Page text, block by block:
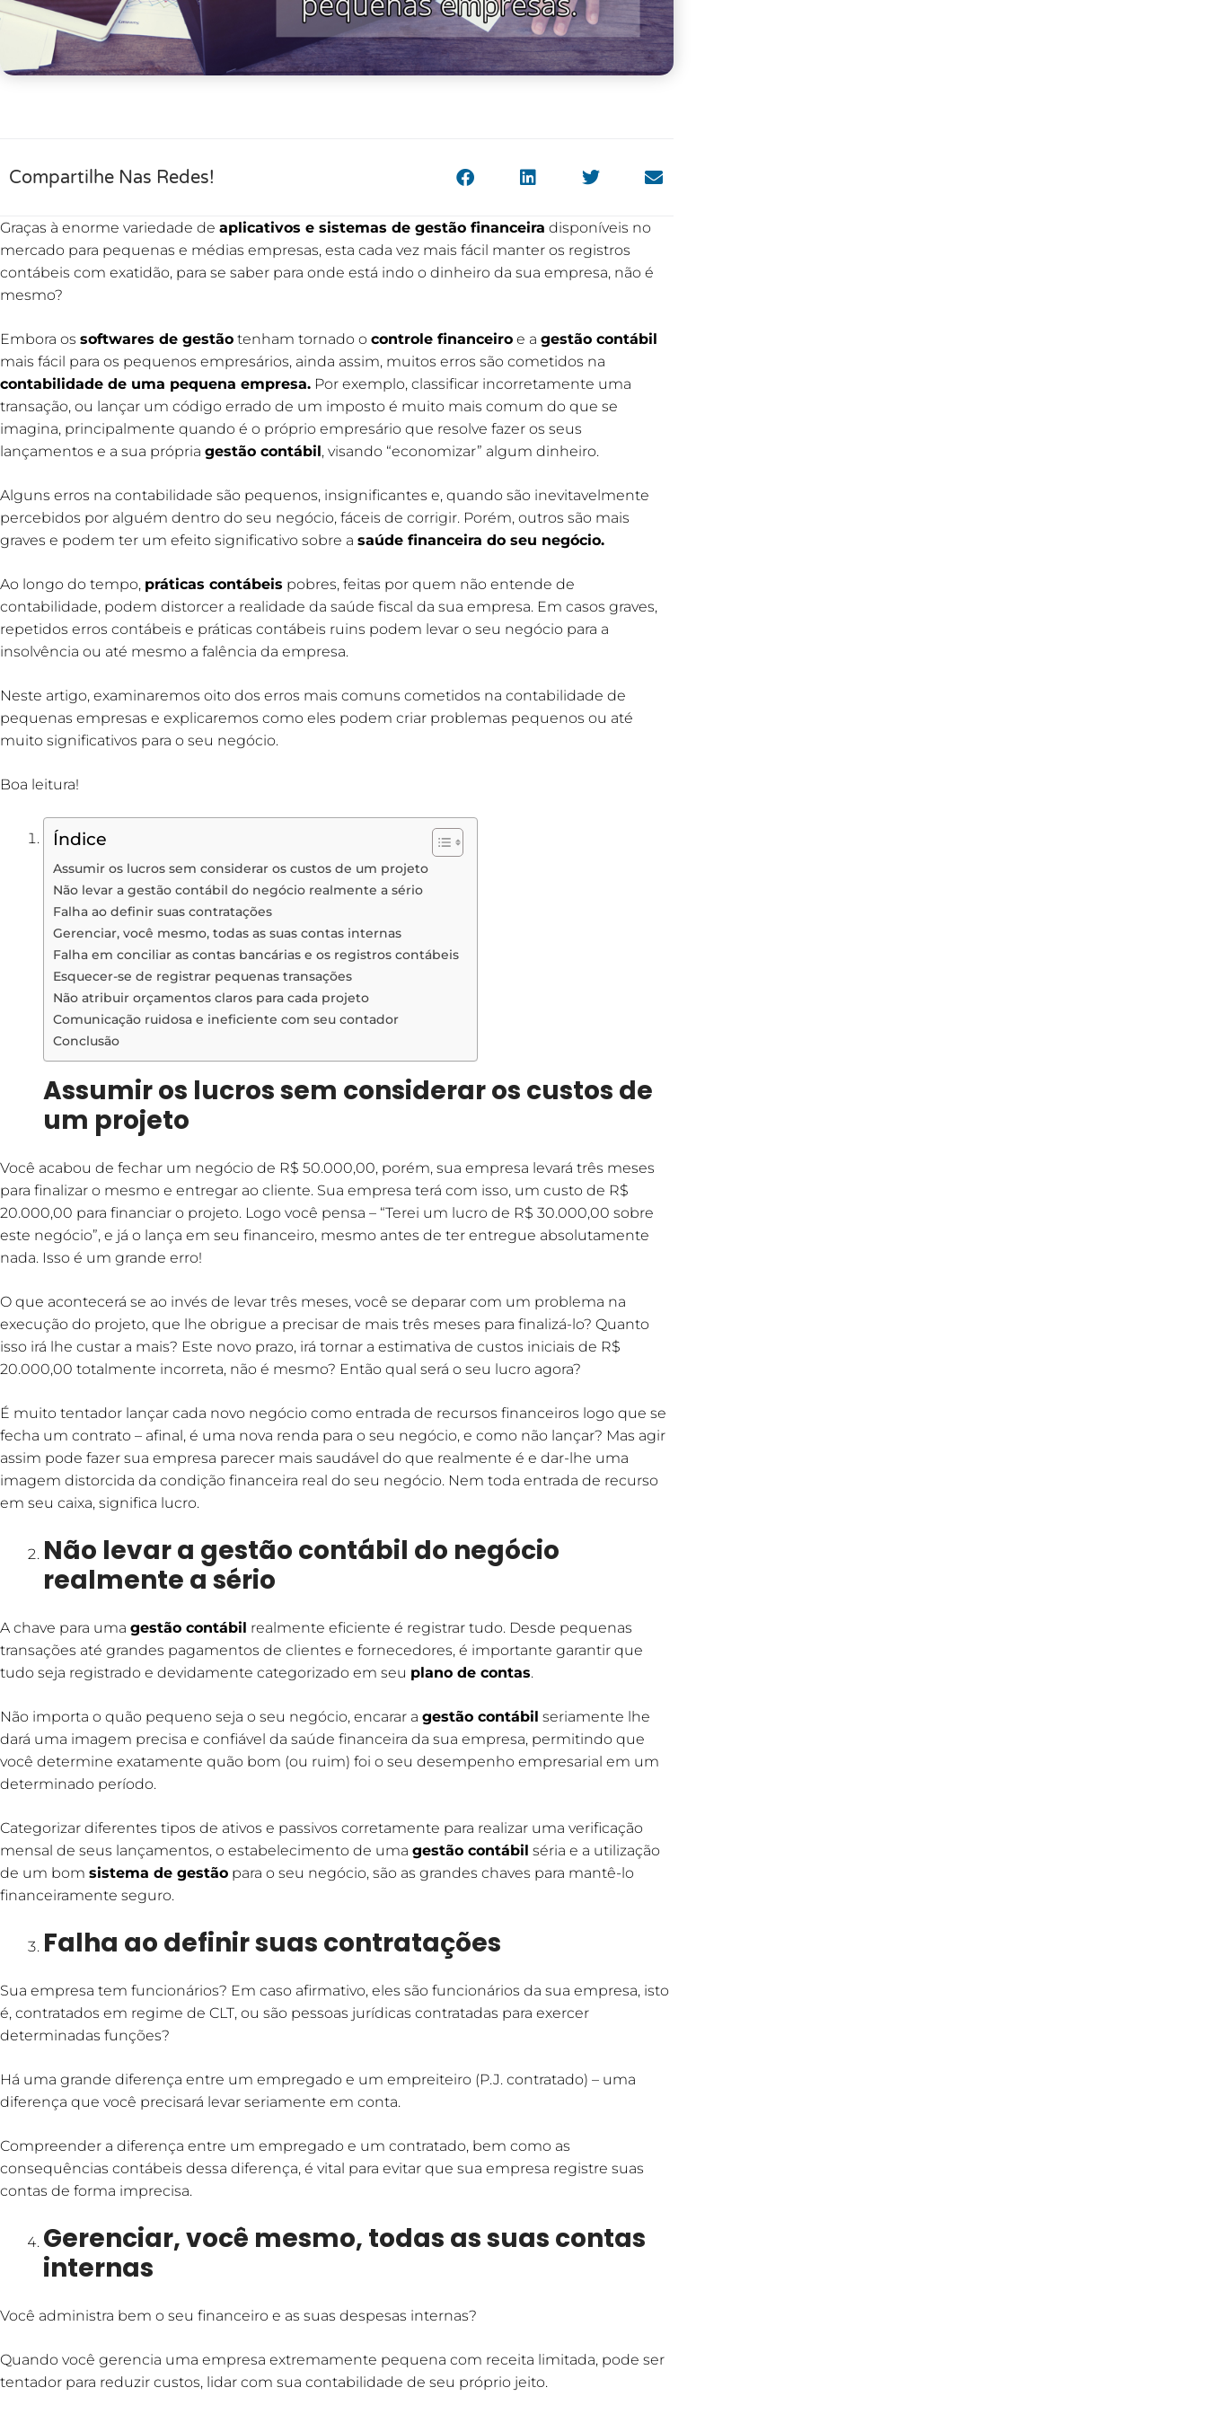
Compartilhe Nas Redes!
Graças à enorme variedade de aplicativos e sistemas de gestão financeira disponíveis no
mercado para pequenas e médias empresas, esta cada vez mais fácil manter os registros
contábeis com exatidão, para se saber para onde está indo o dinheiro da sua empresa, não é
mesmo?
Embora os softwares de gestão tenham tornado o controle financeiro e a gestão contábil
mais fácil para os pequenos empresários, ainda assim, muitos erros são cometidos na
contabilidade de uma pequena empresa. Por exemplo, classificar incorretamente uma
transação, ou lançar um código errado de um imposto é muito mais comum do que se
imagina, principalmente quando é o próprio empresário que resolve fazer os seus
lançamentos e a sua própria gestão contábil, visando “economizar” algum dinheiro.
Alguns erros na contabilidade são pequenos, insignificantes e, quando são inevitavelmente
percebidos por alguém dentro do seu negócio, fáceis de corrigir. Porém, outros são mais
graves e podem ter um efeito significativo sobre a saúde financeira do seu negócio.
Ao longo do tempo, práticas contábeis pobres, feitas por quem não entende de
contabilidade, podem distorcer a realidade da saúde fiscal da sua empresa. Em casos graves,
repetidos erros contábeis e práticas contábeis ruins podem levar o seu negócio para a
insolvência ou até mesmo a falência da empresa.
Neste artigo, examinaremos oito dos erros mais comuns cometidos na contabilidade de
pequenas empresas e explicaremos como eles podem criar problemas pequenos ou até
muito significativos para o seu negócio.
Boa leitura!
Índice
Assumir os lucros sem considerar os custos de um projeto
Não levar a gestão contábil do negócio realmente a sério
Falha ao definir suas contratações
Gerenciar, você mesmo, todas as suas contas internas
Falha em conciliar as contas bancárias e os registros contábeis
Esquecer-se de registrar pequenas transações
Não atribuir orçamentos claros para cada projeto
Comunicação ruidosa e ineficiente com seu contador
Conclusão
Assumir os lucros sem considerar os custos de
um projeto
Você acabou de fechar um negócio de R$ 50.000,00, porém, sua empresa levará três meses
para finalizar o mesmo e entregar ao cliente. Sua empresa terá com isso, um custo de R$
20.000,00 para financiar o projeto. Logo você pensa – “Terei um lucro de R$ 30.000,00 sobre
este negócio”, e já o lança em seu financeiro, mesmo antes de ter entregue absolutamente
nada. Isso é um grande erro!
O que acontecerá se ao invés de levar três meses, você se deparar com um problema na
execução do projeto, que lhe obrigue a precisar de mais três meses para finalizá-lo? Quanto
isso irá lhe custar a mais? Este novo prazo, irá tornar a estimativa de custos iniciais de R$
20.000,00 totalmente incorreta, não é mesmo? Então qual será o seu lucro agora?
É muito tentador lançar cada novo negócio como entrada de recursos financeiros logo que se
fecha um contrato – afinal, é uma nova renda para o seu negócio, e como não lançar? Mas agir
assim pode fazer sua empresa parecer mais saudável do que realmente é e dar-lhe uma
imagem distorcida da condição financeira real do seu negócio. Nem toda entrada de recurso
em seu caixa, significa lucro.
Não levar a gestão contábil do negócio
realmente a sério
A chave para uma gestão contábil realmente eficiente é registrar tudo. Desde pequenas
transações até grandes pagamentos de clientes e fornecedores, é importante garantir que
tudo seja registrado e devidamente categorizado em seu plano de contas.
Não importa o quão pequeno seja o seu negócio, encarar a gestão contábil seriamente lhe
dará uma imagem precisa e confiável da saúde financeira da sua empresa, permitindo que
você determine exatamente quão bom (ou ruim) foi o seu desempenho empresarial em um
determinado período.
Categorizar diferentes tipos de ativos e passivos corretamente para realizar uma verificação
mensal de seus lançamentos, o estabelecimento de uma gestão contábil séria e a utilização
de um bom sistema de gestão para o seu negócio, são as grandes chaves para mantê-lo
financeiramente seguro.
Falha ao definir suas contratações
Sua empresa tem funcionários? Em caso afirmativo, eles são funcionários da sua empresa, isto
é, contratados em regime de CLT, ou são pessoas jurídicas contratadas para exercer
determinadas funções?
Há uma grande diferença entre um empregado e um empreiteiro (P.J. contratado) – uma
diferença que você precisará levar seriamente em conta.
Compreender a diferença entre um empregado e um contratado, bem como as
consequências contábeis dessa diferença, é vital para evitar que sua empresa registre suas
contas de forma imprecisa.
Gerenciar, você mesmo, todas as suas contas
internas
Você administra bem o seu financeiro e as suas despesas internas?
Quando você gerencia uma empresa extremamente pequena com receita limitada, pode ser
tentador para reduzir custos, lidar com sua contabilidade de seu próprio jeito.